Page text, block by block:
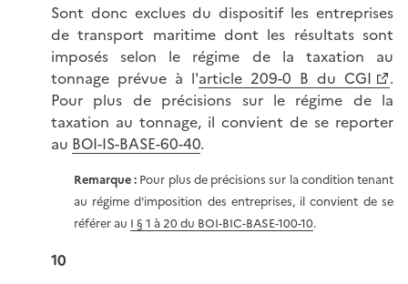
Sont donc exclues du dispositif les entreprises
de transport maritime dont les résultats sont
imposés selon le régime de la taxation au
tonnage prévue à l'article 209-0 B du CGI
.
Pour plus de précisions sur le régime de la
taxation au tonnage, il convient de se reporter
au BOI-IS-BASE-60-40.
Remarque : Pour plus de précisions sur la condition tenant
au régime d'imposition des entreprises, il convient de se
référer au I § 1 à 20 du BOI-BIC-BASE-100-10.
10